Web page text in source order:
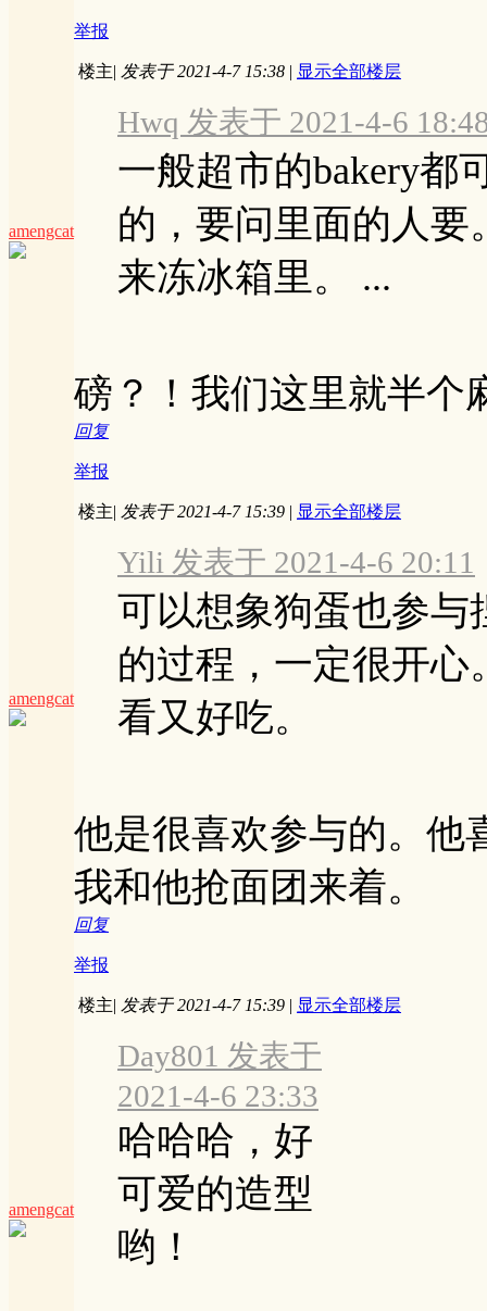
举报
amengcat
楼主| 发表于 2021-4-7 15:38 | 显示全部楼层
Hwq 发表于 2021-4-6
一般超市的bakery都
的，要问里面的人
来冻冰箱里。 ...
磅？！我们这里就半个
回复
举报
amengcat
楼主| 发表于 2021-4-7 15:39 | 显示全部楼层
Yili 发表于 2021-4-6 20:11
可以想象狗蛋也参与
的过程，一定很开心
看又好吃。
他是很喜欢参与的。他
我和他抢面团来着。
回复
举报
amengcat
楼主| 发表于 2021-4-7 15:39 | 显示全部楼层
Day801 发表于
2021-4-6 23:33
哈哈哈，好
可爱的造型
哟！